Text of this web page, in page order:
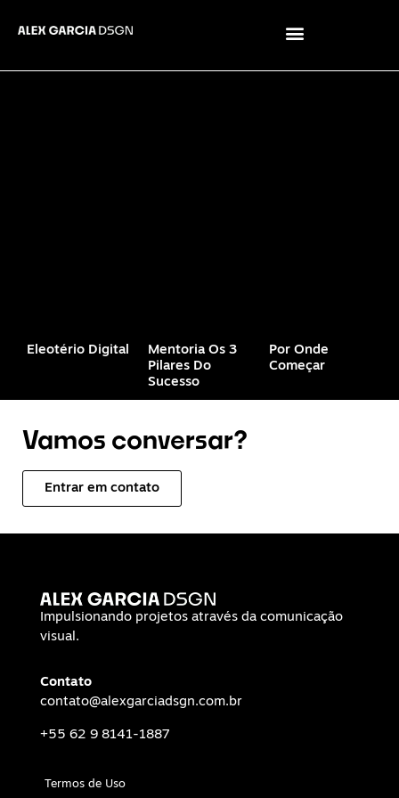
Eleotério Digital
Mentoria Os 3
Pilares Do
Sucesso
Por Onde
Começar
Vamos conversar?
Entrar em contato
Impulsionando projetos através da comunicação
visual.
Contato
contato@alexgarciadsgn.com.br
+55 62 9 8141-1887
Termos de Uso